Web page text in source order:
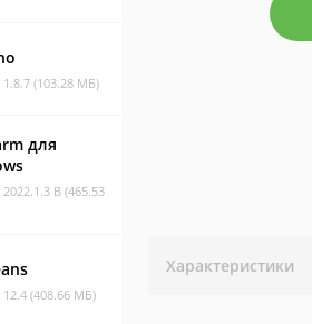
1.8.7 (103.28 МБ)
для
B (465.53
12.4 (408.66 МБ)
Характеристики